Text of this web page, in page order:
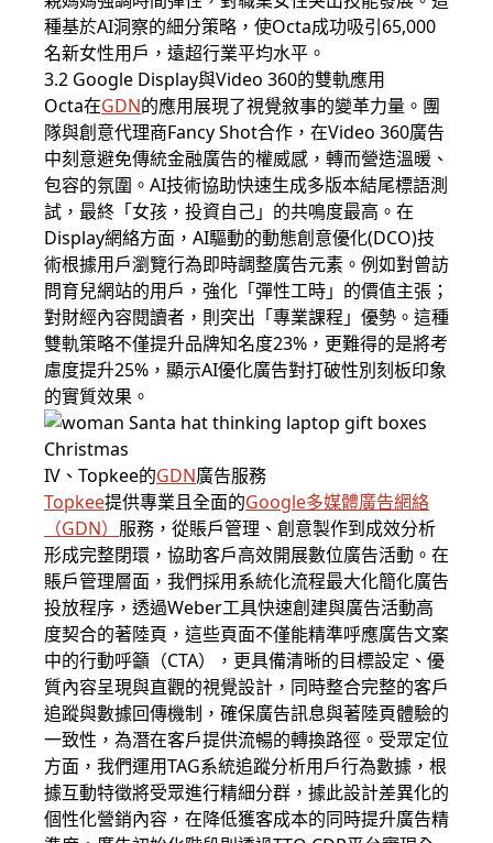
種基於AI洞察的細分策略，使Octa成功吸引65,000
名新女性用戶，遠超行業平均水平。
3.2 Google Display與Video 360的雙軌應用
Octa在GDN的應用展現了視覺敘事的變革力量。團
隊與創意代理商Fancy Shot合作，在Video 360廣告
中刻意避免傳統金融廣告的權威感，轉而營造溫暖、
包容的氛圍。AI技術協助快速生成多版本結尾標語測
試，最終「女孩，投資自己」的共鳴度最高。在
Display網絡方面，AI驅動的動態創意優化(DCO)技
術根據用戶瀏覽行為即時調整廣告元素。例如對曾訪
問育兒網站的用戶，強化「彈性工時」的價值主張；
對財經內容閱讀者，則突出「專業課程」優勢。這種
雙軌策略不僅提升品牌知名度23%，更難得的是將考
慮度提升25%，顯示AI優化廣告對打破性別刻板印象
的實質效果。
IV、Topkee的GDN廣告服務
Topkee提供專業且全面的Google多媒體廣告網絡
（GDN） 服務，從賬戶管理、創意製作到成效分析
形成完整閉環，協助客戶高效開展數位廣告活動。在
賬戶管理層面，我們採用系統化流程最大化簡化廣告
投放程序，透過Weber工具快速創建與廣告活動高
度契合的著陸頁，這些頁面不僅能精準呼應廣告文案
中的行動呼籲（CTA），更具備清晰的目標設定、優
質內容呈現與直觀的視覺設計，同時整合完整的客戶
追蹤與數據回傳機制，確保廣告訊息與著陸頁體驗的
一致性，為潛在客戶提供流暢的轉換路徑。受眾定位
方面，我們運用TAG系統追蹤分析用戶行為數據，根
據互動特徵將受眾進行精細分群，據此設計差異化的
個性化營銷內容，在降低獲客成本的同時提升廣告精